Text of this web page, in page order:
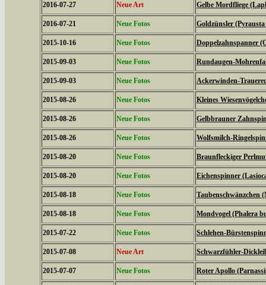
2016-07-27 Neue Art Gelbe Mordfliege
2016-07-21 Neue Fotos Goldzünsler
2015-10-16 Neue Fotos Doppelzahnspanner
2015-09-03 Neue Fotos Rundaugen-
2015-09-03 Neue Fotos Ackerwinden-
2015-08-26 Neue Fotos Kleines
2015-08-26 Neue Fotos Gelbbrauner
2015-08-26 Neue Fotos Wolfsmilch-
2015-08-20 Neue Fotos Braunfleckiger
2015-08-20 Neue Fotos Eichenspinner
2015-08-18 Neue Fotos Taubenschwänzchen
2015-08-18 Neue Fotos Mondvogel (Phalera
2015-07-22 Neue Fotos Schlehen-
2015-07-08 Neue Art Schwarzfühler-
2015-07-07 Neue Fotos Roter Apollo